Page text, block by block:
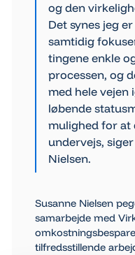
og den
Det synes jeg
samtidig
tingene enkle
processen, og
med hele vejen
løbende
mulighed for
undervejs,
Nielsen.
Susanne Nielsen
samarbejde med
tilfredsstillende